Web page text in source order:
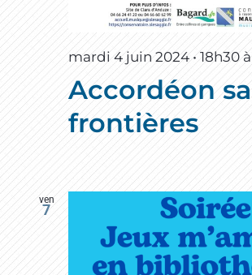
mardi 4 juin 2024 • 18h30à
Accordéon
frontières
ven
7